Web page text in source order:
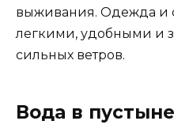
выживания. Одежда и
легкими, удобными и
сильных ветров.
Вода в пустыне